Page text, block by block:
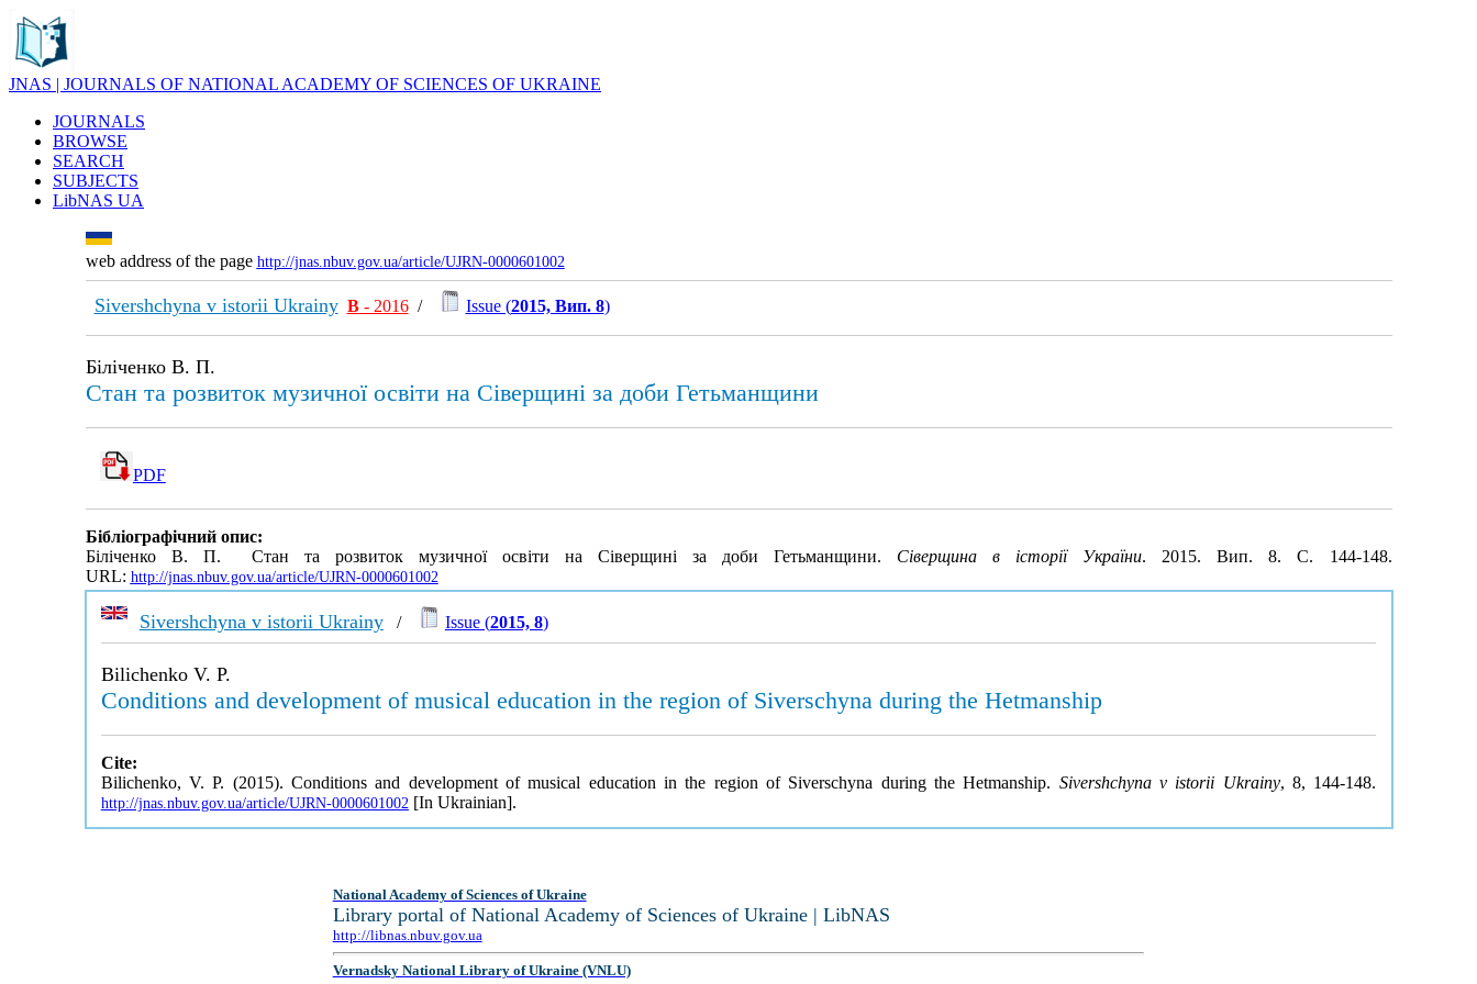
JNAS | JOURNALS OF NATIONAL ACADEMY OF SCIENCES OF UKRAINE
JOURNALS
BROWSE
SEARCH
SUBJECTS
LibNAS UA
web address of the page http://jnas.nbuv.gov.ua/article/UJRN-0000601002
Sivershchyna v istorii Ukrainy В- 2016/ Issue (2015, Вип. 8)
Біліченко В. П.
Стан та розвиток музичної освіти на Сіверщині за доби Гетьманщини
PDF
Бібліографічний опис:
Біліченко В. П. Стан та розвиток музичної освіти на Сіверщині за доби Гетьманщини. Сіверщина в історії України. 2015. Вип. 8. С. 144-148.
URL: http://jnas.nbuv.gov.ua/article/UJRN-0000601002
Sivershchyna v istorii Ukrainy/ Issue (2015, 8)
Bilichenko V. P.
Conditions and development of musical education in the region of Siverschyna during the Hetmanship
Cite:
Bilichenko, V. P. (2015). Conditions and development of musical education in the region of Siverschyna during the Hetmanship. Sivershchyna v istorii Ukrainy, 8, 144-148.
http://jnas.nbuv.gov.ua/article/UJRN-0000601002 [In Ukrainian].
National Academy of Sciences of Ukraine
Library portal of National Academy of Sciences of Ukraine | LibNAS
http://libnas.nbuv.gov.ua
Vernadsky National Library of Ukraine (VNLU)